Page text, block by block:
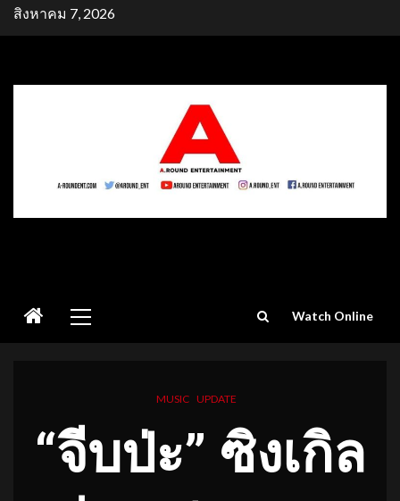
Skipสิงหาคม 7, 2026
Menu
Watch Online
MUSIC UPDATE
“จีบป่ะ” ซิงเกิล